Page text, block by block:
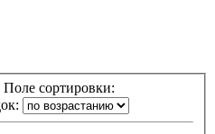
Поле сортировки: